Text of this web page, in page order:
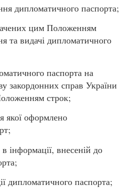
дипломатичного паспорта;
цим Положенням
та видачі дипломатичного
паспорта на
закордонних справ України
строк;
якої оформлено
інформації, внесеній до
дипломатичного паспорта;